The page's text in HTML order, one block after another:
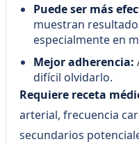
Puede ser más
muestran
especialmente en
Mejor adherencia:
difícil olvidarlo.
Requiere receta
arterial, frecuencia
secundarios